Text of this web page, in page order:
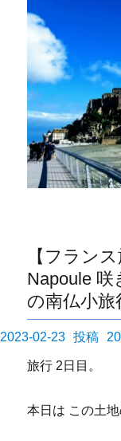
【フラン
Napoule
の南仏小旅
投
2023-02-23
旅行 2日目。
本日は この土